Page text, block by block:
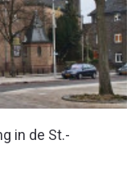
in de St.-